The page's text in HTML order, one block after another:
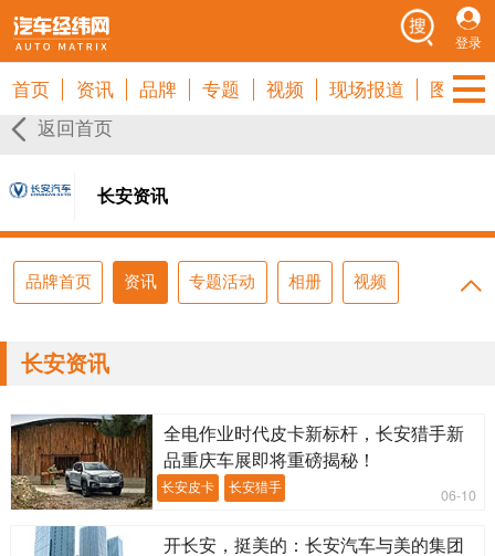
登录
首页 资讯 品牌 专题 视频 现场报道 图库
返回首页
长安资讯
品牌首页 资讯 专题活动 相册 视频
长安资讯
长安皮卡 长安猎手
全电作业时代皮卡新标杆，长安猎手新
品重庆车展即将重磅揭秘！
06-10
开长安，挺美的：长安汽车与美的集团